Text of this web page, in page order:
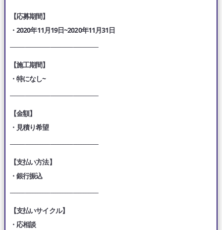
【応募期間】
・2020年11月19日~2020年11月31日
【施工期間】
・特になし~
【金額】
・見積り希望
【支払い方法】
・銀行振込
【支払いサイクル】
・応相談